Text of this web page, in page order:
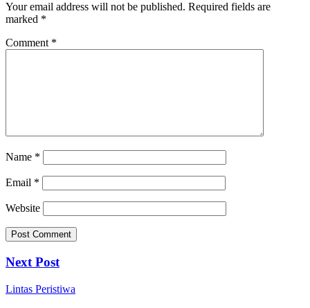
Your email address will not be published. Required fields are
marked *
Comment *
Name *
Email *
Website
Next Post
Lintas Peristiwa